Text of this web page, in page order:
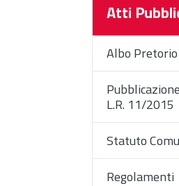
Atti
Albo Pretorio
L.R. 11/2015
Statuto
Regolamenti